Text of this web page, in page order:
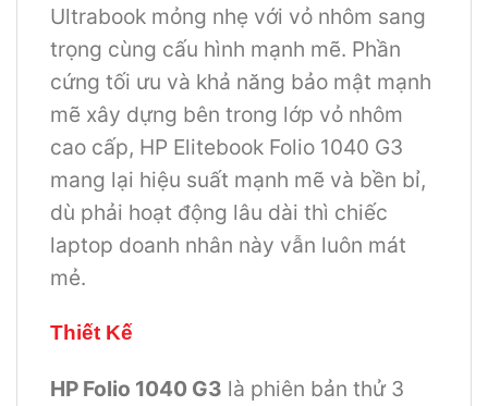
Ultrabook mỏng nhẹ với vỏ nhôm sang
trọng cùng cấu hình mạnh mẽ. Phần
cứng tối ưu và khả năng bảo mật mạnh
mẽ xây dựng bên trong lớp vỏ nhôm
cao cấp, HP Elitebook Folio 1040 G3
mang lại hiệu suất mạnh mẽ và bền bỉ,
dù phải hoạt động lâu dài thì chiếc
laptop doanh nhân này vẫn luôn mát
mẻ.
Thiết Kế
HP Folio 1040 G3 là phiên bản thử 3